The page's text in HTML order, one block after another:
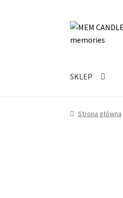
Przejdź
do
Przejdź
do
SKLEP
Strona główna